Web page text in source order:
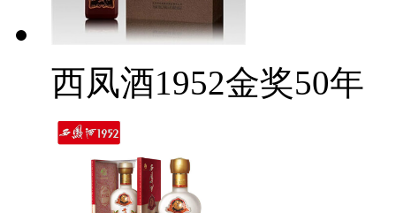
西凤酒1952金奖50年